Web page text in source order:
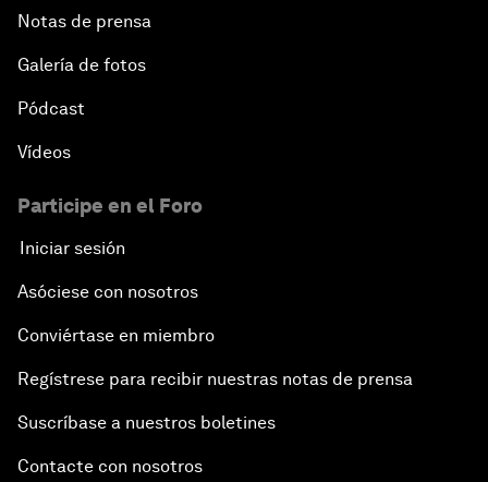
Precision Medicine: Progress and Promise
New Frontiers of Creativity
The Sports Effect
The Future of Computing
The Rise of Data-ocracy
Notas de prensa
Galería de fotos
Pódcast
Vídeos
Participe en el Foro
Iniciar sesión
Asóciese con nosotros
Conviértase en miembro
Regístrese para recibir nuestras notas de prensa
Suscríbase a nuestros boletines
Contacte con nosotros